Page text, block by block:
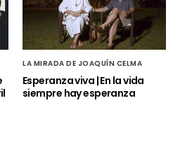
LA MIRADA DE JOAQUÍN CELMA
Esperanza viva | En la vida
siempre hay esperanza